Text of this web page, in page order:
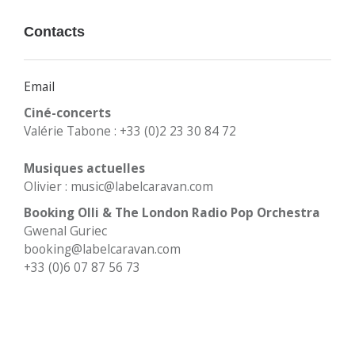
Contacts
Email
Ciné-concerts
Valérie Tabone : +33 (0)2 23 30 84 72
Musiques actuelles
Olivier : music@labelcaravan.com
Booking Olli & The London Radio Pop Orchestra
Gwenal Guriec
booking@labelcaravan.com
+33 (0)6 07 87 56 73